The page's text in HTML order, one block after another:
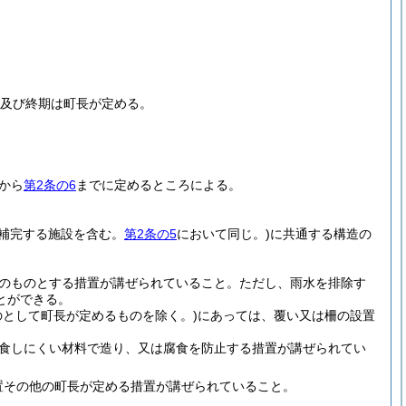
終期は町長が定める。
ら第2条の6までに定めるところによる。
完する施設を含む。 第2条の5において同じ。)に共通する構造の
のとする措置が講ぜられていること。 ただし、雨水を排除す
できる。
して町長が定めるものを除く。)にあっては、覆い又は柵の設置
しにくい材料で造り、又は腐食を防止する措置が講ぜられてい
の他の町長が定める措置が講ぜられていること。